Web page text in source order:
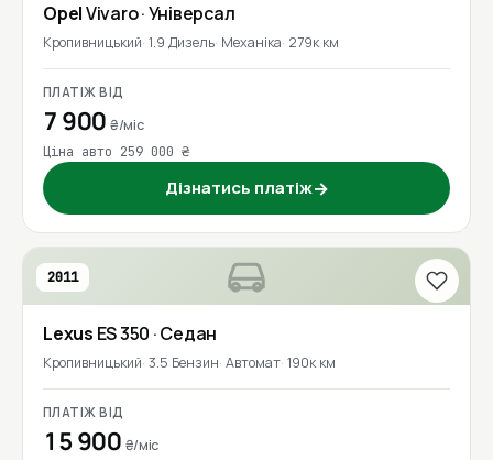
OpelVivaro· Універсал
Кропивницький 1.9 Дизель Механіка 279к км
ПЛАТІЖ ВІД
7 900₴/міс
Ціна авто 259 000 ₴
Дізнатись платіж→
2011
Lexus ES 350 · Седан
Кропивницький 3.5 Бензин Автомат 190к км
ПЛАТІЖ ВІД
15 900 ₴/міс